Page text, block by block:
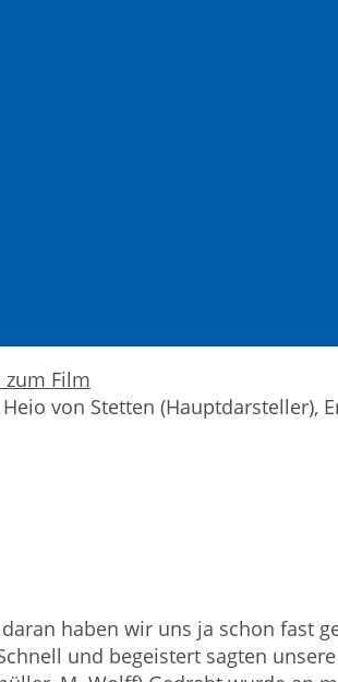
von Stetten (Hauptdarsteller),
haben wir uns ja schon fast
und begeistert sagten